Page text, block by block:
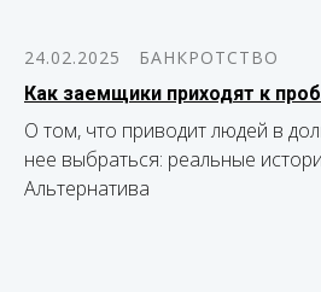
24.02.2025
БАНКРОТСТВО
Как заемщики приходят к
О том, что приводит людей в
нее выбраться: реальные
Альтернатива